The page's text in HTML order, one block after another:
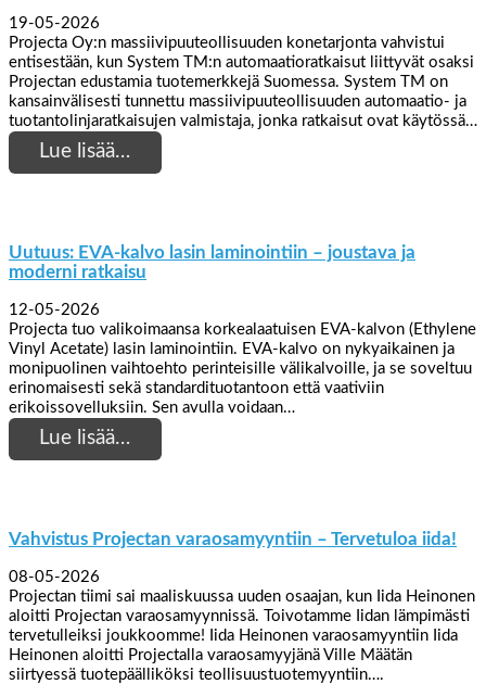
19-05-2026
Projecta Oy:n massiivipuuteollisuuden konetarjonta vahvistui
entisestään, kun System TM:n automaatioratkaisut liittyvät osaksi
Projectan edustamia tuotemerkkejä Suomessa. System TM on
kansainvälisesti tunnettu massiivipuuteollisuuden automaatio- ja
tuotantolinjaratkaisujen valmistaja, jonka ratkaisut ovat käytössä…
Lue lisää…
Uutuus: EVA-kalvo lasin laminointiin – joustava ja
moderni ratkaisu
12-05-2026
Projecta tuo valikoimaansa korkealaatuisen EVA-kalvon (Ethylene
Vinyl Acetate) lasin laminointiin. EVA-kalvo on nykyaikainen ja
monipuolinen vaihtoehto perinteisille välikalvoille, ja se soveltuu
erinomaisesti sekä standardituotantoon että vaativiin
erikoissovelluksiin. Sen avulla voidaan…
Lue lisää…
Vahvistus Projectan varaosamyyntiin – Tervetuloa iida!
08-05-2026
Projectan tiimi sai maaliskuussa uuden osaajan, kun Iida Heinonen
aloitti Projectan varaosamyynnissä. Toivotamme Iidan lämpimästi
tervetulleiksi joukkoomme! Iida Heinonen varaosamyyntiin Iida
Heinonen aloitti Projectalla varaosamyyjänä Ville Määtän
siirtyessä tuotepäälliköksi teollisuustuotemyyntiin….